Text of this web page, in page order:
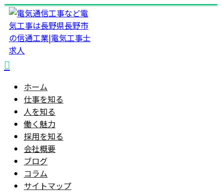
ホーム
仕事を知る
人を知る
働く魅力
採用を知る
会社概要
ブログ
コラム
サイトマップ